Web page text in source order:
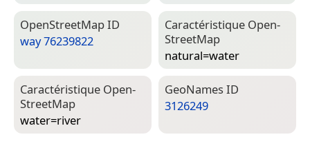
Open­Street­Map ID
way 76239822
Caractéristique Open­
Street­Map
natural=­water
Caractéristique Open­
Street­Map
water=­river
Geo­Names ID
3126249